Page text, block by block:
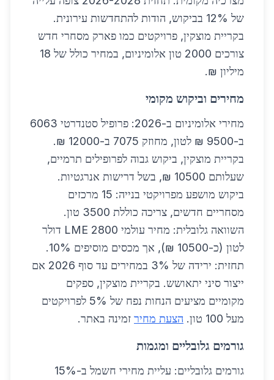
של 12% בביקוש, הודות להתחדשות עירונית.
בקריית מוצקין, פרויקטים כמו פארק מסחרי חדש
צורכים 2000 טון אלומיניום, במחיר כולל של 18
מיליון ₪.
מחירים וביקוש מקומי
מחירי אלומיניום ב-2026: פרופיל סטנדרטי 6063
ב-9500 ₪ לטון, מחוזק 7075 ב-12000 ₪.
בקריית מוצקין, ביקוש גבוה לפרופילים תרמיים,
שעלותם 10500 ₪, בשל דרישות אנרגטיות.
ביקוש מושפע מפרויקטי בנייה: 15 מרכזים
מסחריים חדשים, צריכה כוללת 3500 טון.
השוואה גלובלית: מחיר עולמי LME 2800 דולר
לטון (כ-10500 ₪), אך מכסים מוסיפים 10%.
תחזית: ירידה של 3% במחירים עד סוף 2026 אם
ייצור סיני יתאושש. בקריית מוצקין, ספקים
מקומיים מציעים הנחות נפח של 5% לפרויקטים
מעל 100 טון.
הצעת מחיר זמינה באתר.
גורמים גלובליים ומגמות
גורמים גלובליים: עליית מחירי חשמל ב-15%